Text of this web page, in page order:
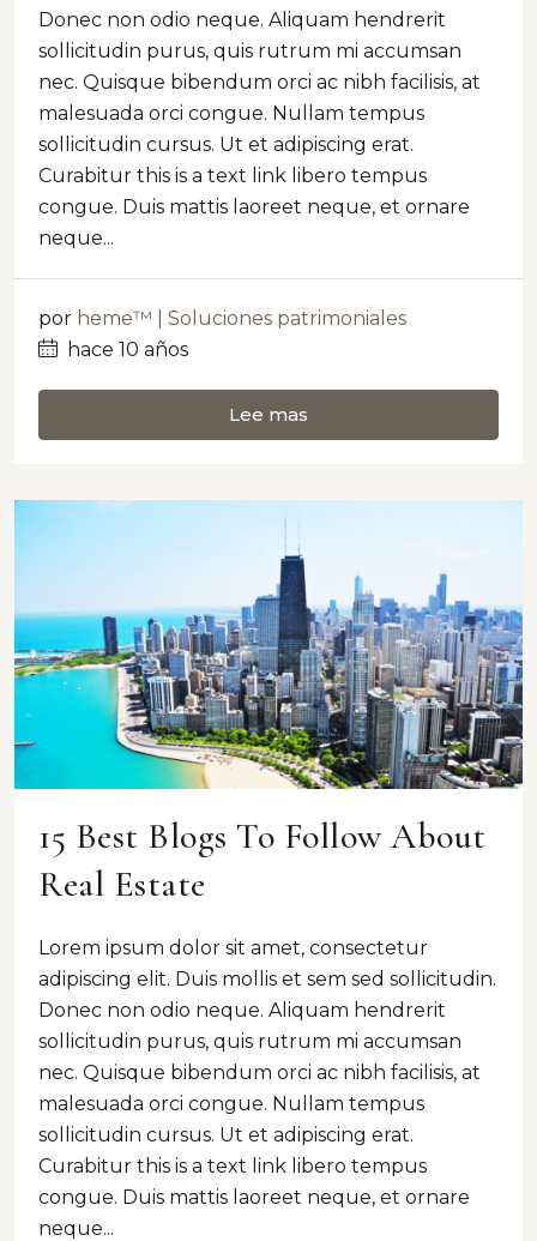
Donec non odio neque. Aliquam hendrerit
sollicitudin purus, quis rutrum mi accumsan
nec. Quisque bibendum orci ac nibh facilisis, at
malesuada orci congue. Nullam tempus
sollicitudin cursus. Ut et adipiscing erat.
Curabitur this is a text link libero tempus
congue. Duis mattis laoreet neque, et ornare
neque...
por heme™ | Soluciones patrimoniales
hace 10 años
Lee mas
15 Best Blogs To Follow About
Real Estate
Lorem ipsum dolor sit amet, consectetur
adipiscing elit. Duis mollis et sem sed sollicitudin.
Donec non odio neque. Aliquam hendrerit
sollicitudin purus, quis rutrum mi accumsan
nec. Quisque bibendum orci ac nibh facilisis, at
malesuada orci congue. Nullam tempus
sollicitudin cursus. Ut et adipiscing erat.
Curabitur this is a text link libero tempus
congue. Duis mattis laoreet neque, et ornare
neque...